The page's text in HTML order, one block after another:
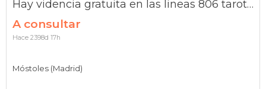
Hay videncia gratuita en las lineas 806 tarot del amor?
A consultar
Móstoles (Madrid)
Hace 2398d 17h